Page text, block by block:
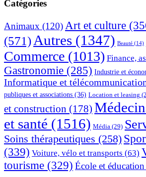
principale
site
Catégories
Animaux (120)Art et culture
(571) Autres (1347) Beauté (14)
Commerce (1013) Finance,
Gastronomie (285) Industrie et
Informatique et
publiques et associations (36) Location et leasing
et construction (178)
et santé (1516) Média (29)
Soins thérapeutiques (258)
(339) Voiture, vélo et transports (63)
tourisme (329) École et éducation